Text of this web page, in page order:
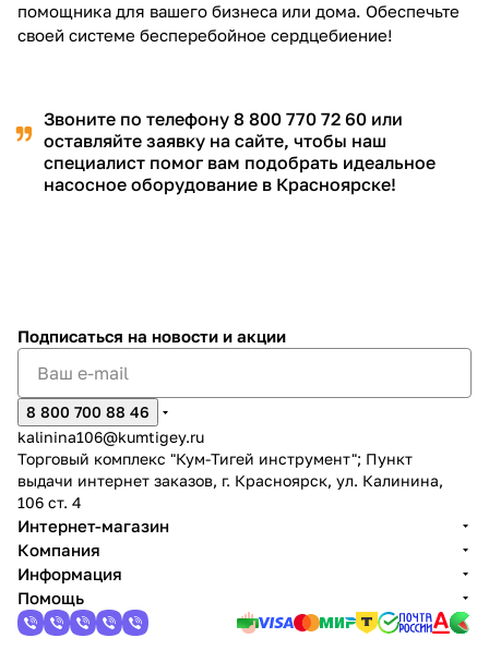
помощника для вашего бизнеса или дома. Обеспечьте
своей системе бесперебойное сердцебиение!
Звоните по телефону 8 800 770 72 60 или
оставляйте заявку на сайте, чтобы наш
специалист помог вам подобрать идеальное
насосное оборудование в Красноярске!
Подписаться на новости и акции
8 800 700 88 46
kalinina106@kumtigey.ru
Торговый комплекс "Кум-Тигей инструмент"; Пункт
выдачи интернет заказов, г. Красноярск, ул. Калинина,
106 ст. 4
Интернет-магазин
Компания
Информация
Помощь